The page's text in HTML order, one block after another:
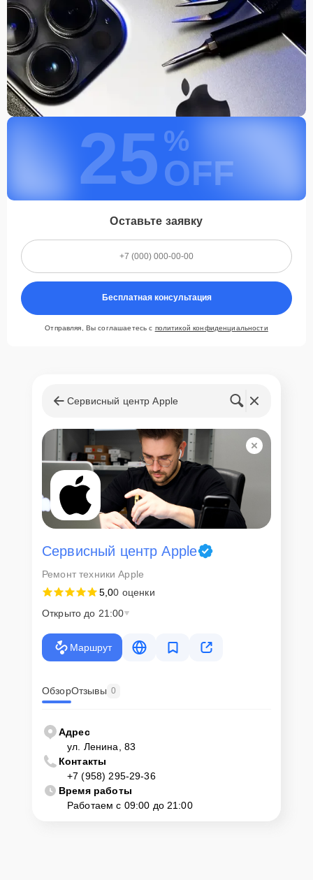
25 %
OFF
Оставьте заявку
Бесплатная консультация
Отправляя, Вы соглашаетесь с политикой конфиденциальности
Сервисный центр Apple
Сервисный центр Apple
Ремонт техники Apple
5,00 оценки
Открыто до 21:00
Маршрут
ОбзорОтзывы 0
Адрес
ул. Ленина, 83
Контакты
+7 (958) 295-29-36
Время работы
Работаем с 09:00 до 21:00